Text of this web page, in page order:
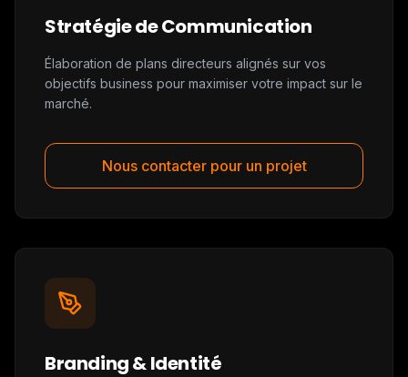
Stratégie de Communication
Élaboration de plans directeurs alignés sur vos
objectifs business pour maximiser votre impact sur le
marché.
Nous contacter pour un projet
Branding & Identité